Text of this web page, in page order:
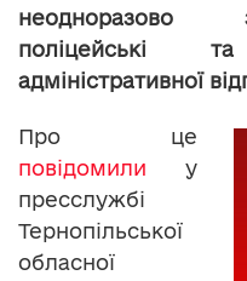
неодноразово
поліцейські
адміністративної
Про це
повідомили у
пресслужбі
Тернопільської
обласної